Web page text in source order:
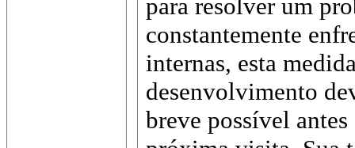
para resolver um
constantemente
internas, esta
desenvolvimento
breve possível